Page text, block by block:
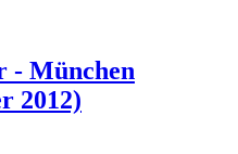
- München
2012)